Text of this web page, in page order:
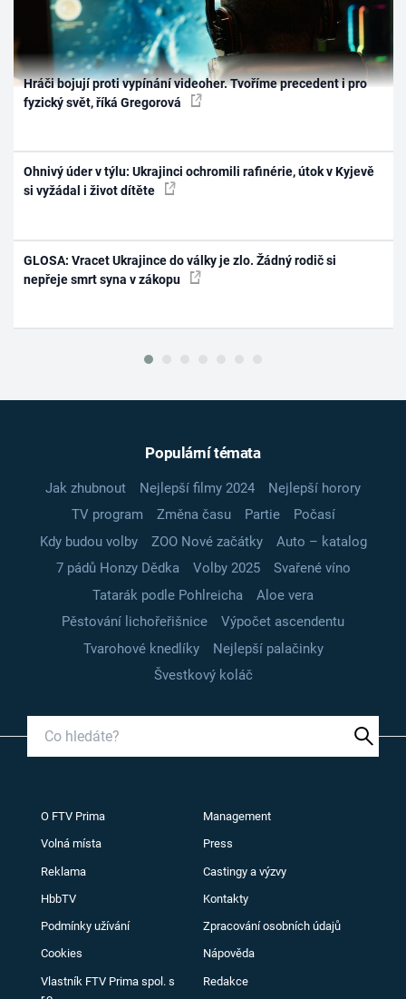
Hráči bojují proti vypínání videoher. Tvoříme precedent i pro
fyzický svět, říká Gregorová
Ohnivý úder v týlu: Ukrajinci ochromili rafinérie, útok v Kyjevě
si vyžádal i život dítěte
GLOSA: Vracet Ukrajince do války je zlo. Žádný rodič si
nepřeje smrt syna v zákopu
Populární témata
Jak zhubnout Nejlepší filmy 2024
Nejlepší horory
TV program
Změna času Partie
Počasí
Kdy budou volby
ZOO Nové začátky
Auto – katalog
7 pádů Honzy Dědka
Volby 2025
Svařené víno
Tatarák podle Pohlreicha
Aloe vera
Pěstování lichořeřišnice
Výpočet ascendentu
Tvarohové knedlíky
Nejlepší palačinky
Švestkový koláč
O FTV Prima Management
Volná místa Press
Reklama Castingy a výzvy
HbbTV Kontakty
Podmínky užívání Zpracování osobních údajů
Cookies Nápověda
Vlastník FTV Prima spol. s
Redakce